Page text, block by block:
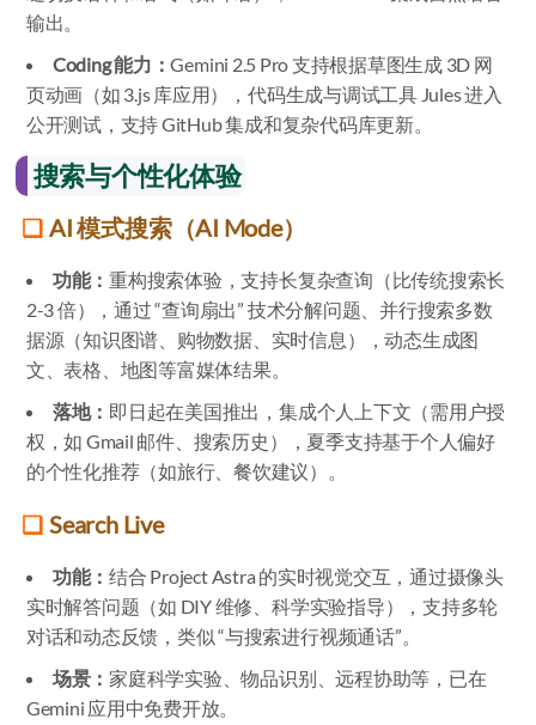
输出。
Coding 能力：Gemini 2.5 Pro 支持根据草图生成 3D 网
页动画（如 3.js 库应用），代码生成与调试工具 Jules 进入
公开测试，支持 GitHub 集成和复杂代码库更新。
搜索与个性化体验
AI 模式搜索（AI Mode）
功能：重构搜索体验，支持长复杂查询（比传统搜索长
2-3 倍），通过 “查询扇出” 技术分解问题、并行搜索多数
据源（知识图谱、购物数据、实时信息），动态生成图
文、表格、地图等富媒体结果。
落地： 即日起在美国推出，集成个人上下文（需用户授
权，如 Gmail 邮件、搜索历史），夏季支持基于个人偏好
的个性化推荐（如旅行、餐饮建议）。
Search Live
功能：结合 Project Astra 的实时视觉交互，通过摄像头
实时解答问题（如 DIY 维修、科学实验指导），支持多轮
对话和动态反馈，类似 “与搜索进行视频通话”。
场景： 家庭科学实验、物品识别、远程协助等，已在
Gemini 应用中免费开放。